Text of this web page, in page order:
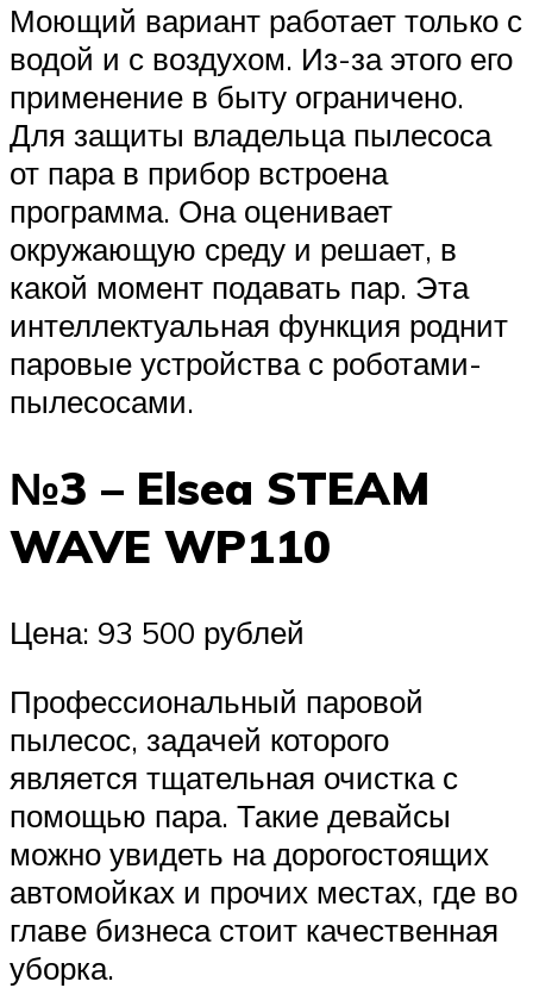
Моющий вариант работает только с
водой и с воздухом. Из-за этого его
применение в быту ограничено.
Для защиты владельца пылесоса
от пара в прибор встроена
программа. Она оценивает
окружающую среду и решает, в
какой момент подавать пар. Эта
интеллектуальная функция роднит
паровые устройства с роботами-
пылесосами.
№3 – Elsea STEAM
WAVE WP110
Цена: 93 500 рублей
Профессиональный паровой
пылесос, задачей которого
является тщательная очистка с
помощью пара. Такие девайсы
можно увидеть на дорогостоящих
автомойках и прочих местах, где во
главе бизнеса стоит качественная
уборка.